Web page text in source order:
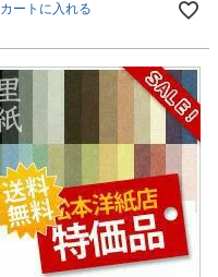
カートに入れる